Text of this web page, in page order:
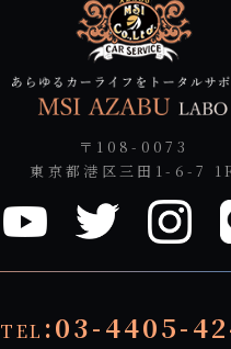
〒108-0073
東京都港区三田1-6-7
TEL :03-4405-